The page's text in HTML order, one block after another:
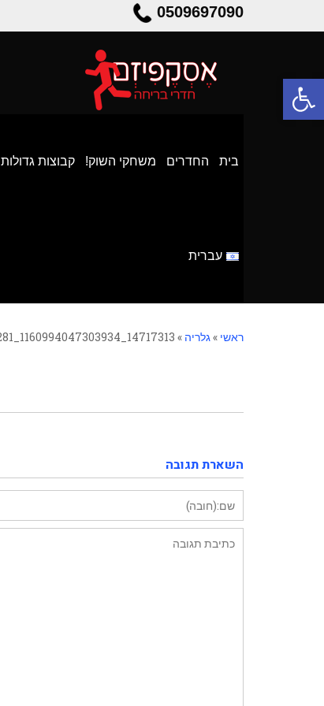
פתח סרגל נגישות
0509697090
בית החדרים משחקי השוק! קבוצות גדולות
עברית
ראשי »גלריה »
14717313_1160994047303934_7964007160202514281_n
השארת תגובה